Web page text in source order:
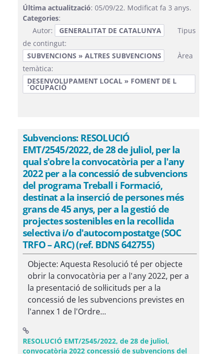
Última actualització: 05/09/22. Modificat fa 3 anys.
Categories:
Autor:
GENERALITAT DE CATALUNYA
Tipus
de contingut:
SUBVENCIONS » ALTRES SUBVENCIONS
Àrea
temàtica:
DESENVOLUPAMENT LOCAL » FOMENT DE L
´OCUPACIÓ
Subvencions: RESOLUCIÓ
EMT/2545/2022, de 28 de juliol, per la
qual s'obre la convocatòria per a l'any
2022 per a la concessió de subvencions
del programa Treball i Formació,
destinat a la inserció de persones més
grans de 45 anys, per a la gestió de
projectes sostenibles en la recollida
selectiva i/o d'autocompostatge (SOC
TRFO – ARC) (ref. BDNS 642755)
Objecte: Aquesta Resolució té per objecte
obrir la convocatòria per a l'any 2022, per a
la presentació de sol·licituds per a la
concessió de les subvencions previstes en
l'annex 1 de l'Ordre...
RESOLUCIÓ EMT/2545/2022, de 28 de juliol,
convocatòria 2022 concessió de subvencions del